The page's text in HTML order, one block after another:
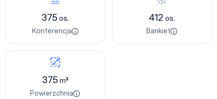
375os.
Konferencja
412os.
Bankiet
375m²
Powierzchnia